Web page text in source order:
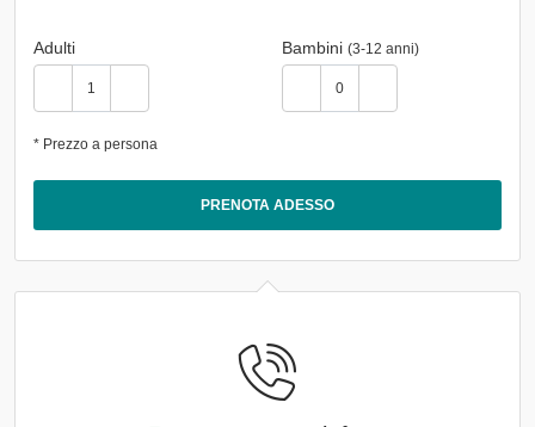
Adulti Bambini (3-12 anni)
* Prezzo a persona
PRENOTA ADESSO